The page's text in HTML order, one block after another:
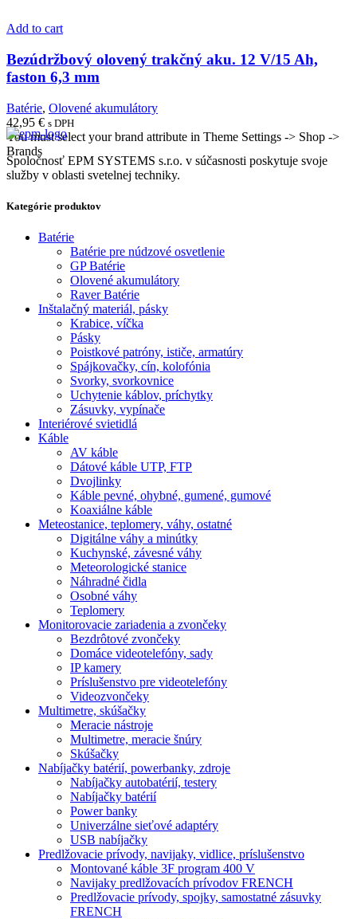
Add to cart
Bezúdržbový olovený trakčný aku. 12 V/15 Ah,
faston 6,3 mm
Batérie, Olovené akumulátory
42,95 € s DPH
You must select your brand attribute in Theme Settings -> Shop ->
Brands
Spoločnosť EPM SYSTEMS s.r.o. v súčasnosti poskytuje svoje
služby v oblasti svetelnej techniky.
Kategórie produktov
Batérie
Batérie pre núdzové osvetlenie
GP Batérie
Olovené akumulátory
Raver Batérie
Inštalačný materiál, pásky
Krabice, víčka
Pásky
Poistkové patróny, ističe, armatúry
Spájkovačky, cín, kolofónia
Svorky, svorkovnice
Uchytenie káblov, príchytky
Zásuvky, vypínače
Interiérové svietidlá
Káble
AV káble
Dátové káble UTP, FTP
Dvojlinky
Káble pevné, ohybné, gumené, gumové
Koaxiálne káble
Meteostanice, teplomery, váhy, ostatné
Digitálne váhy a minútky
Kuchynské, závesné váhy
Meteorologické stanice
Náhradné čidla
Osobné váhy
Teplomery
Monitorovacie zariadenia a zvončeky
Bezdrôtové zvončeky
Domáce videotelefóny, sady
IP kamery
Príslušenstvo pre videotelefóny
Videozvončeky
Multimetre, skúšačky
Meracie nástroje
Multimetre, meracie šnúry
Skúšačky
Nabíjačky batérií, powerbanky, zdroje
Nabíjačky autobatérií, testery
Nabíjačky batérií
Power banky
Univerzálne sieťové adaptéry
USB nabíjačky
Predlžovacie prívody, navijaky, vidlice, príslušenstvo
Montované káble 3F program 400 V
Navijaky predlžovacích prívodov FRENCH
Predlžovacie prívody, spojky, samostatné zásuvky
FRENCH